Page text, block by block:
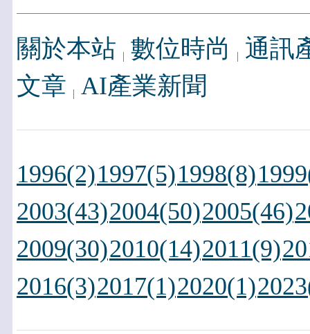
關於本站 數位時尚
通訊
文章 AI產業新聞
1996(2)1997(5)1998(8)
2003(43)2004(50)2005(46)
2009(30)2010(14)2011(9)
2016(3)2017(1)2020(1)